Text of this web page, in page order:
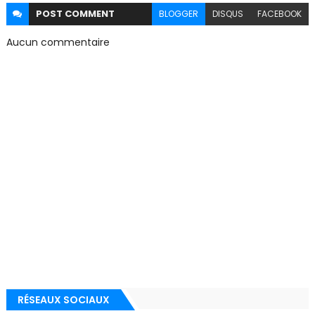
POST COMMENT BLOGGER DISQUS FACEBOOK
Aucun commentaire
RÉSEAUX SOCIAUX